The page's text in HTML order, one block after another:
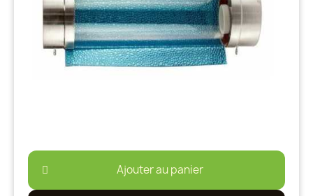
Ajouter au panier